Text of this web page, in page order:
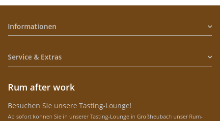
Informationen
Service & Extras
Rum after work
Besuchen Sie unsere Tasting-Lounge!
Ab sofort können Sie in unserer Tasting-Lounge in Großheubach unser Rum-